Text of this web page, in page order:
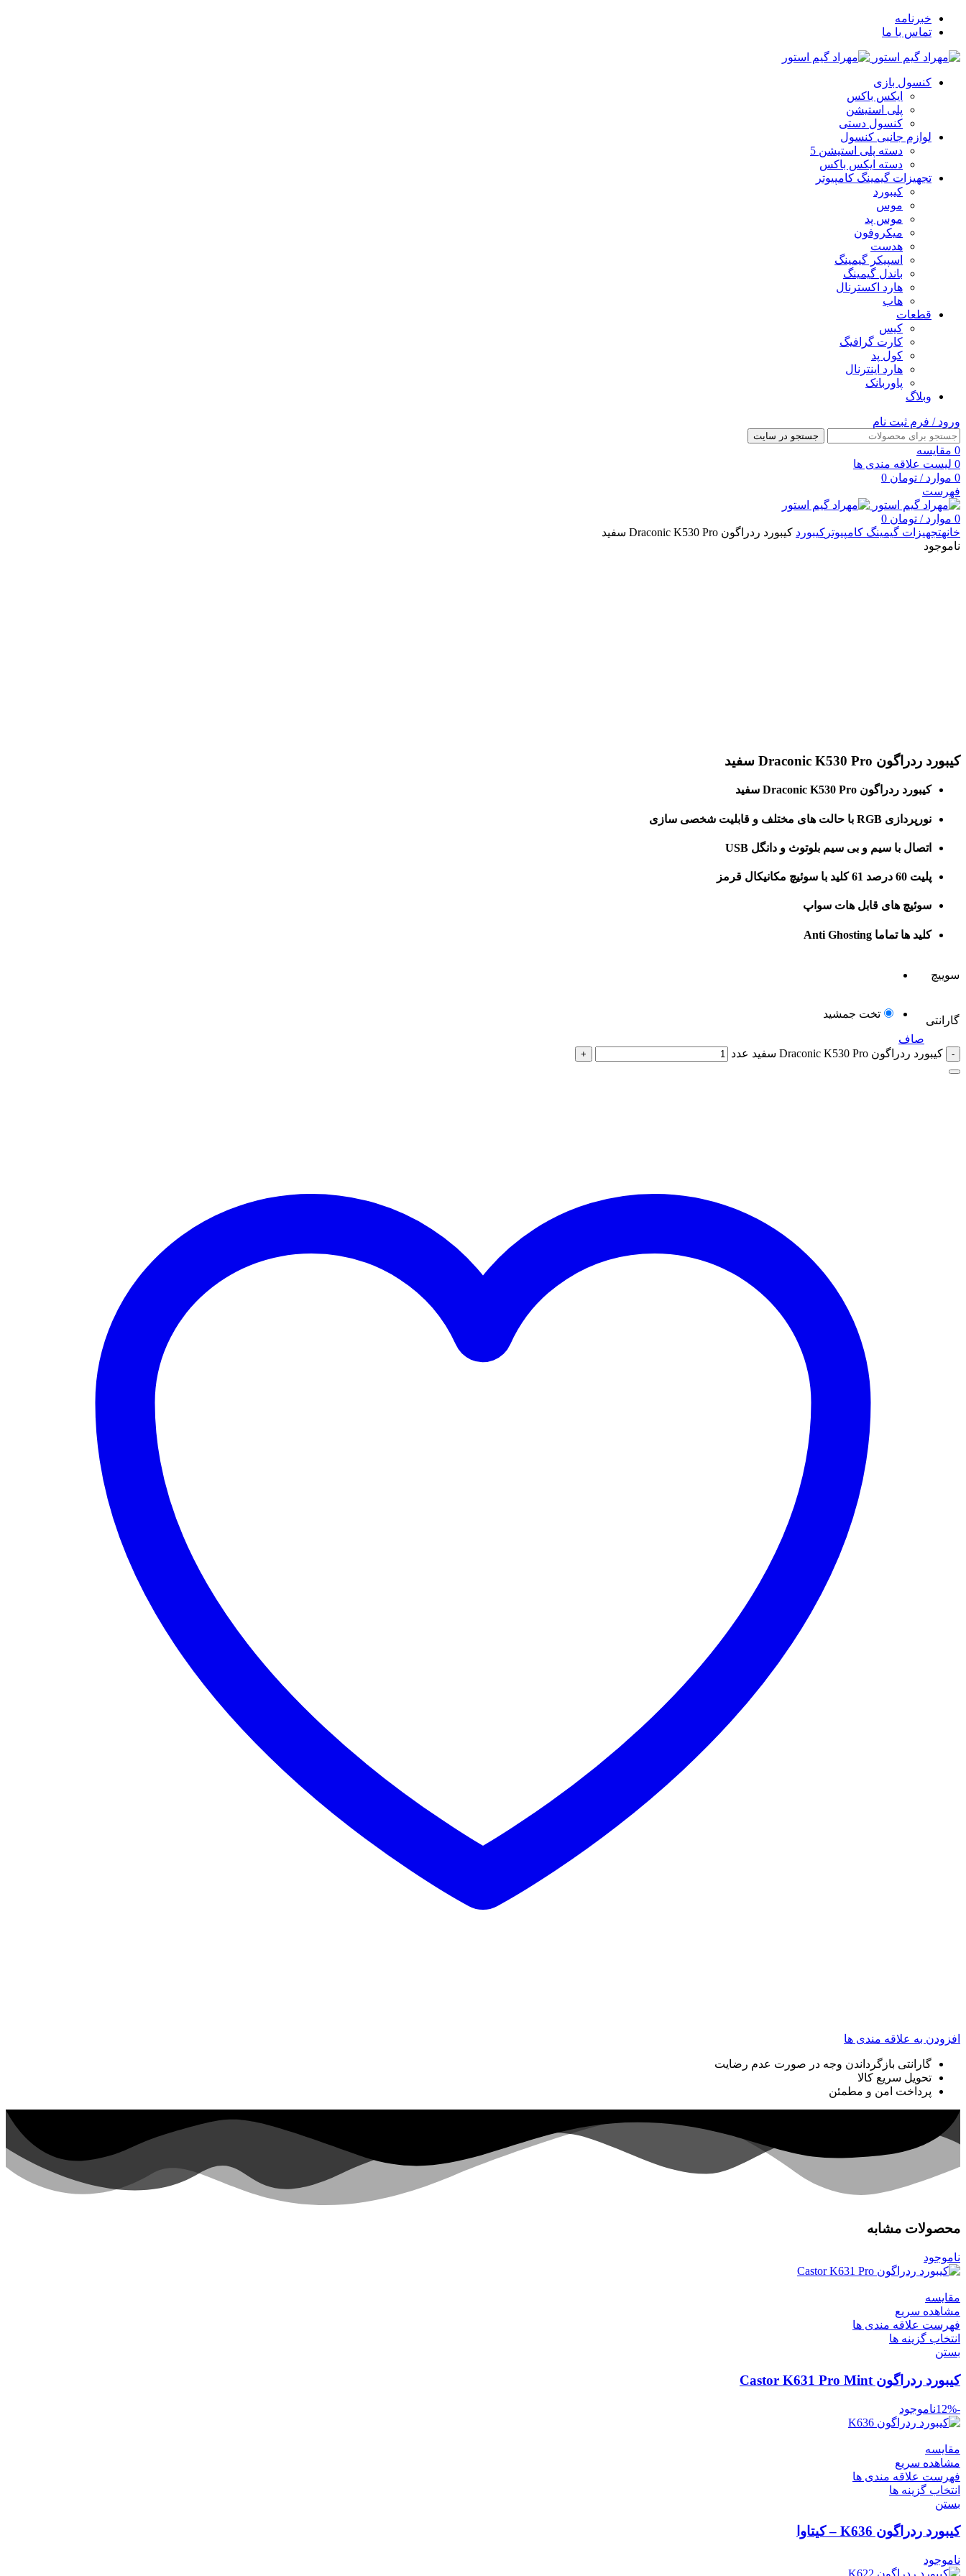
خبرنامه
تماس با ما
کنسول بازی
ایکس باکس
پلی استیشن
کنسول دستی
لوازم جانبی کنسول
دسته پلی استیشن 5
دسته ایکس باکس
تجهیزات گیمینگ کامپیوتر
کیبورد
موس
موس پد
میکروفون
هدست
اسپیکر گیمینگ
باندل گیمینگ
هارد اکسترنال
هاب
قطعات
کیس
کارت گرافیگ
کول پد
هارد اینترنال
پاوربانک
وبلاگ
ورود / فرم ثبت نام
جستجو در سایت
0 مقایسه
0 لیست علاقه مندی ها
0 موارد / تومان
فهرست
0 موارد / تومان
خانهتجهیزات گیمینگ کامپیوتر کیبورد کیبورد ردراگون Draconic K530 Pro سفید
ناموجود
کیبورد ردراگون Draconic K530 Pro سفید
کیبورد ردراگون Draconic K530 Pro سفید
نورپردازی RGB با حالت های مختلف و قابلیت شخصی سازی
اتصال با سیم و بی سیم بلوتوث و دانگل USB
پلیت 60 درصد 61 کلید با سوئیچ مکانیکال قرمز
سوئیچ های قابل هات سواپ
کلید ها تماما Anti Ghosting
سوییچ
گارانتی
تخت جمشید
صاف
کیبورد ردراگون Draconic K530 Pro سفید عدد
افزودن به علاقه مندی ها
گارانتی بازگرداندن وجه در صورت عدم رضایت
تحویل سریع کالا
پرداخت امن و مطمئن
محصولات مشابه
ناموجود
مقایسه
مشاهده سریع
فهرست علاقه مندی ها
انتخاب گزینه ها
بستن
کیبورد ردراگون Castor K631 Pro Mint
-12% ناموجود
مقایسه
مشاهده سریع
فهرست علاقه مندی ها
انتخاب گزینه ها
بستن
کیبورد ردراگون K636 – کیتاوا
ناموجود